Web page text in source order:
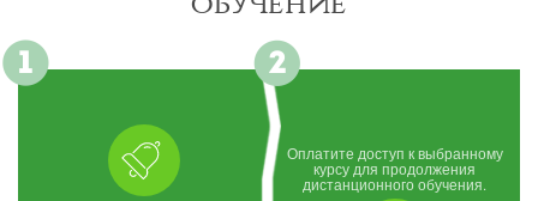
Оплатите доступ к выбранному
курсу для продолжения
дистанционного обучения.